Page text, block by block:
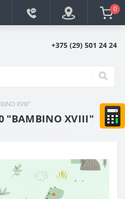
0
+375 (29) 501 24 24
XVIII"
"BAMBINO XVIII"